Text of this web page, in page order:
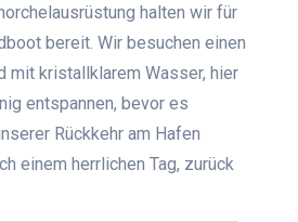
halten wir für
bereit. Wir besuchen einen
mit kristallklarem Wasser, hier
entspannen, bevor es
Rückkehr am Hafen
einem herrlichen Tag, zurück